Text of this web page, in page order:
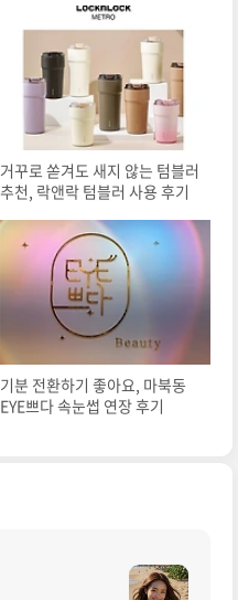
거꾸로 쏟겨도 새지 않는 텀블러
추천, 락앤락 텀블러 사용 후기
기분 전환하기 좋아요, 마북동
EYE쁘다 속눈썹 연장 후기